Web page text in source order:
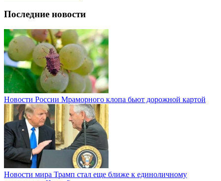
Последние новости
Новости России Мраморного клопа бьют дорожной картой
Новости мира Трамп стал еще ближе к единоличному